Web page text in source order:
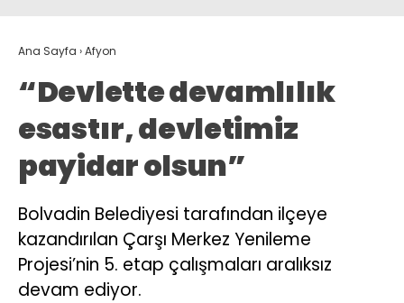
Ana Sayfa ›Afyon
“Devlette devamlılık
esastır, devletimiz
payidar olsun”
Bolvadin Belediyesi tarafından ilçeye
kazandırılan Çarşı Merkez Yenileme
Projesi’nin 5. etap çalışmaları aralıksız
devam ediyor.